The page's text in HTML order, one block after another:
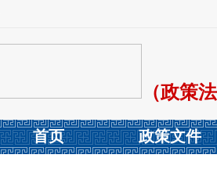
（政策
首页 政策文件